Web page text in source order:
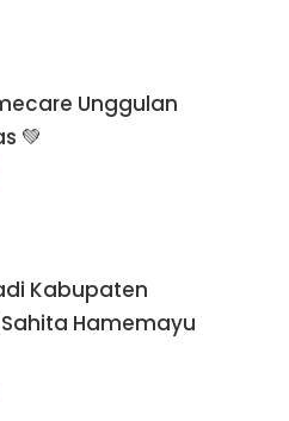
Unggulan
💚
Kabupaten
Hamemayu